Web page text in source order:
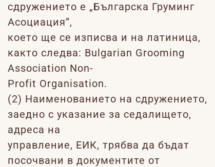
сдружението е „Българска Груминг
Асоциация”,
което ще се изписва и на латиница,
както следва: Bulgarian Grooming
Association Non-
Profit Organisation.
(2) Наименованието на сдружението,
заедно с указание за седалището,
адреса на
управление, ЕИК, трябва да бъдат
посочвани в документите от